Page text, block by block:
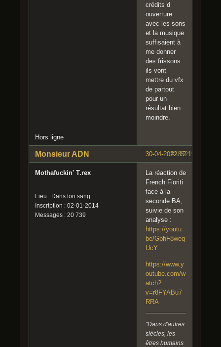
crédits d
ouverture
avec les sons
et la musique
suffisaient à
me donner
des frissons
ils vont
mettre du vfx
de partout
pour un
résultat bien
moindre.
Hors ligne
#1852
30-04-2022 12:19:29
Monsieur ADN
Mothafuckin' T.rex
Lieu : Dans ton sang
Inscription : 02-01-2014
Messages : 20 739
La réaction de
French Fioriti
face à la
seconde BA,
suivie de son
analyse :
https://youtu.
be/GphF8weq
UcY
https://www.y
outube.com/w
atch?
v=r8FYABu7
RRA
"Dans d'autres
siècles, les
êtres humains